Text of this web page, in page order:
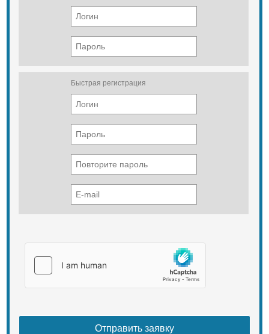
Быстрая регистрация